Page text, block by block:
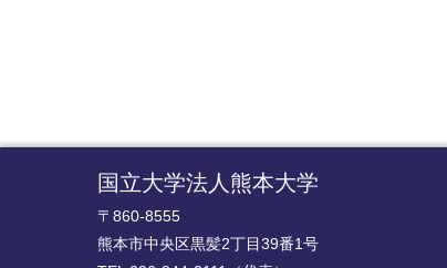
国立大学法人熊本大学
〒860-8555
熊本市中央区黒髪2丁目39番1号